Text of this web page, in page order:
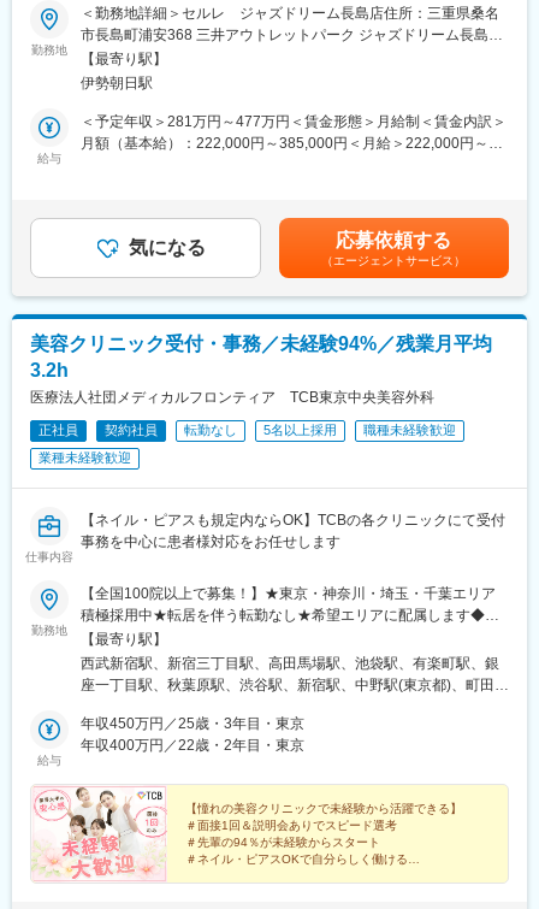
・わかば四日市いくわ
三重県四日市市生桑町207-1
定員20名
営業日：月～土・祝
サービス提供：月曜～土曜 9:30～15:30
2024年7月OPEN/18歳以上の方を対象に、生活訓練や作業訓練を
■固定残業代の補足
固定残業手当は入社1～6ヶ月10.000円（月7.1～6.4時間分）、7
の残業時間代は追加支給します。
変更の範囲：会社の定める業務
■仕事内容：
コスメ販売・接客サービスはもちろん、ディスプレイやPOP作成
もおまかせいたします。
◎セルレについて
国内外のコスメブランドの製品を、80～30％OFFで販売するアウ
月に1回は新しい製品が入ってくるから、定期的にお店を覗きに来
て頂く常連様もたくさん！
もちろんスタッフにとっても、いつも新しいコスメとの出会いが
■風通しの良い職場環境
・ショップ中のひとつのコーナーを、自分で販売するものを決め
・自分のアイデアを取り入れて結果に繋がるので非常にやりがい
を感じられます。
・個人ノルマは無し！チームで業務を進めるのが当社の特徴で
す。
■未経験でも安心のサポート体制◎
・入社後すぐに接客マナーの基本、美容知識、化粧品知識を基礎
・全国の店舗の成功事例が共有されるので、あなたの販売スキ
ル・知識を高められます。
・人間関係や風通しのよさが当社の魅力の一つ。先輩方が丁寧に
業務をサポートしてくれます。
大手美容メーカーだから実現できる様々なキャリアアップ！
1）チーフ（店長）やエリアマネージャー、ブランド責任者のよう
2）ピアスグループ内の様々な美容ブランドへ異動して新たな職種
にチャレンジできます
3）店頭で培った経験をもとに、本社で人事・製品プロモーショ
ン・マーケティングなどに携われるチャンスもあります
勤務地
＜勤務地詳細＞セルレ ジャズドリーム長島店住所：三重県桑名
市長島町浦安368 三井アウトレットパーク ジャズドリーム長島ノ
ースエリア勤務地最寄駅：近鉄名古屋線／益生駅受動喫煙対策：
屋内全面禁煙
【最寄り駅】
伊勢朝日駅
給与
＜予定年収＞281万円～477万円＜賃金形態＞月給制＜賃金内訳＞
月額（基本給）：222,000円～385,000円＜月給＞222,000円～
給額15万円）※特別賞与は業績状況による■モデル年収：チーフ
（3年目）358万円チーフ（5年目）426万円賃金はあくまでも目安
の金額であり、選考を通じて上下する可能性があります。月給(月
額)は固定手当を含めた表記です。
気になる 応募依頼する
（エージェントサービス）
美容クリニック受付・事務／未経験94%／残業月平均
3.2h
医療法人社団メディカルフロンティア TCB東京中央美容外科
正社員 契約社員 転勤なし 5名以上採用
職種未経験歓迎
業種未経験歓迎
仕事内容
【ネイル・ピアスも規定内ならOK】TCBの各クリニックにて受付
事務を中心に患者様対応をお任せします
勤務地
【全国100院以上で募集！】★東京・神奈川・埼玉・千葉エリア
積極採用中★転居を伴う転勤なし★希望エリアに配属します◆ク
リニック一覧＜全国100院以上展開＞【北海道・東北】旭川駅前
院、青森院、盛岡院、秋田院、山形院、仙台駅前院、福島院、郡
山院 など【関東】新宿東口院、池袋駅前院、品川院、秋葉原
横浜院、大宮東口院、水戸院、つくば院、宇都宮院、高崎院、前
橋院 など【中部】名古屋駅前院 、名古屋栄院、金山院、岐阜
院、長野院、松本院、山梨甲府駅前院 など【近畿】梅田大阪駅
前院、大阪阪急梅田駅前院、枚方院、天王寺院、堺院、なんば
院、心斎橋院、京都駅前院、奈良院、和歌山院、四日市院 など
【中四国】広島院、福山院、松山院、高松院、高知院、徳島院、
松江院、周南徳山駅ビル院 など【九州・沖縄】小倉院、佐賀
【最寄り駅】
西武新宿駅、新宿三丁目駅、高田馬場駅、池袋駅、有楽町駅、銀
座一丁目駅、秋葉原駅、渋谷駅、新宿駅、中野駅(東京都)、町田
浜駅、横浜駅、川崎駅、藤沢駅、本厚木駅、大宮駅(埼玉県)、川口
駅、川越駅、南越谷駅、宇都宮駅、水戸駅、つくば駅、千葉駅、
駅、さっぽろ駅、あおば通駅、福島駅(福島県)、郡山駅(福島県)、
青森駅、盛岡駅、山形駅、秋田駅、矢場町駅、近鉄名古屋駅、金
山駅(愛知県)、豊田市駅、駅前大通駅、名鉄岐阜駅、静岡駅、新浜
松駅、三島広小路駅、長野駅、松本駅、北鉄金沢駅、新潟駅、近
鉄四日市駅、電鉄富山駅、福井駅、甲府駅、東梅田駅、大阪難波
給与
年収450万円／25歳・3年目・東京
年収400万円／22歳・2年目・東京
【憧れの美容クリニックで未経験から活躍できる】
＃面接1回＆説明会ありでスピード選考
＃先輩の94％が未経験からスタート
＃ネイル・ピアスOKで自分らしく働ける